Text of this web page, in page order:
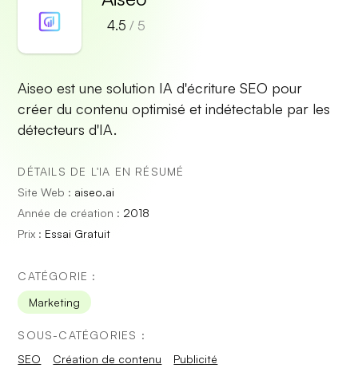
4.5 / 5
Aiseo est une solution IA d'écriture SEO pour
créer du contenu optimisé et indétectable par les
détecteurs d'IA.
DÉTAILS DE L'IA EN RÉSUMÉ
Site Web : aiseo.ai
Année de création : 2018
Prix : Essai Gratuit
CATÉGORIE :
Marketing
SOUS-CATÉGORIES :
SEO
Création de contenu Publicité